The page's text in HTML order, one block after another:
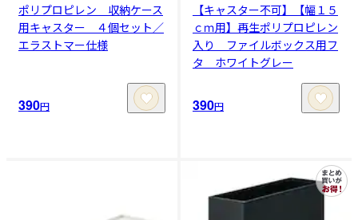
ポリプロピレン 収納ケース
用キャスター ４個セット／
エラストマー仕様
390円
【キャスター不可】【幅１５
ｃｍ用】再生ポリプロピレン
入り ファイルボックス用フ
タ ホワイトグレー
390円